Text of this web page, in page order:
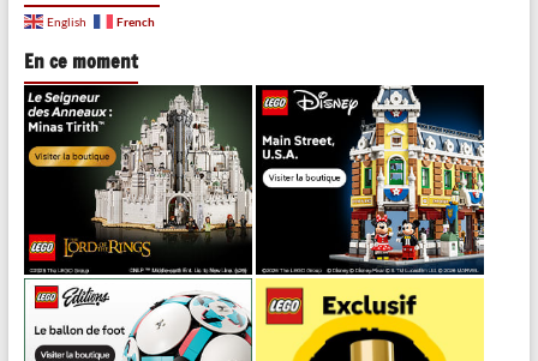
English French
En ce moment